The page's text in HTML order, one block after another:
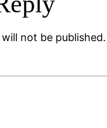
not be published.